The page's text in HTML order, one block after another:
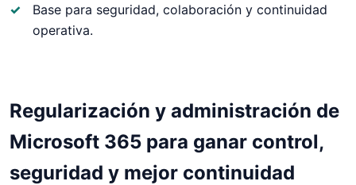
Base para seguridad, colaboración y continuidad
operativa.
Regularización y administración de
Microsoft 365 para ganar control,
seguridad y mejor continuidad